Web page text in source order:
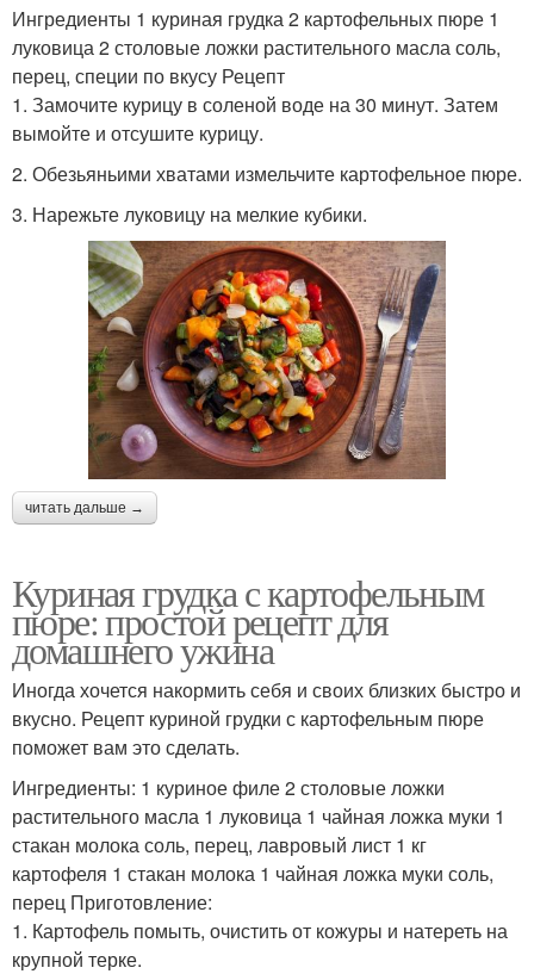
Ингредиенты 1 куриная грудка 2 картофельных пюре 1
луковица 2 столовые ложки растительного масла соль,
перец, специи по вкусу Рецепт
1. Замочите курицу в соленой воде на 30 минут. Затем
вымойте и отсушите курицу.
2. Обезьяньими хватами измельчите картофельное пюре.
3. Нарежьте луковицу на мелкие кубики.
читать дальше →
Куриная грудка с картофельным
пюре: простой рецепт для
домашнего ужина
Иногда хочется накормить себя и своих близких быстро и
вкусно. Рецепт куриной грудки с картофельным пюре
поможет вам это сделать.
Ингредиенты: 1 куриное филе 2 столовые ложки
растительного масла 1 луковица 1 чайная ложка муки 1
стакан молока соль, перец, лавровый лист 1 кг
картофеля 1 стакан молока 1 чайная ложка муки соль,
перец Приготовление:
1. Картофель помыть, очистить от кожуры и натереть на
крупной терке.